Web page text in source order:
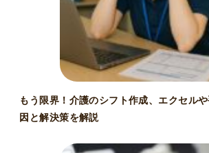
もう限界！介護のシフト作成、エクセル
因と解決策を解説